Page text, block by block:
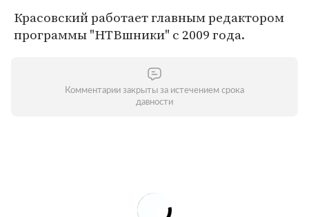
Красовский работает главным редактором
программы "НТВшники" с 2009 года.
Комментарии закрыты за истечением срока
давности